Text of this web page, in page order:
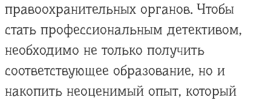
правоохранительных органов. Чтобы
стать профессиональным детективом,
необходимо не только получить
соответствующее образование, но и
накопить неоценимый опыт, который